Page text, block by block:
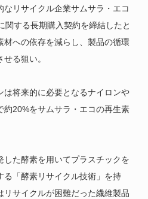
リサイクル企業サムサラ・エコ
関する長期購入契約を締結したと
への依存を減らし、製品の循環
る狙い。
は将来的に必要となるナイロンや
約20%をサムサラ・エコの再生素
た酵素を用いてプラスチックを
る「酵素リサイクル技術」を持
サイクルが困難だった繊維製品